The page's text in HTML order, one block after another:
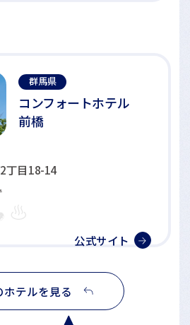
群馬県
コンフォートホテル
前橋
丁目18-14
公式サイト
ホテルを見る